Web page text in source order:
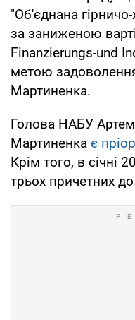
"Об'єднана
за заниженою
Finanzierungs-und
метою
Мартиненка.
Голова НАБУ
Мартиненка є
Крім того, в січні
трьох причетних